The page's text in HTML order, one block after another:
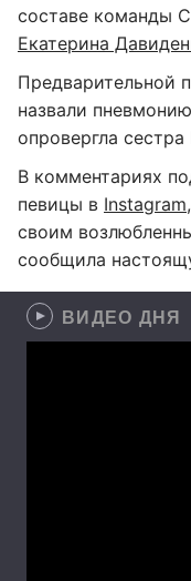
составе команды
Екатерина
Предварительной
назвали
опровергла
В комментариях
певицы в Instagram
своим
сообщила
ВИДЕО ДНЯ